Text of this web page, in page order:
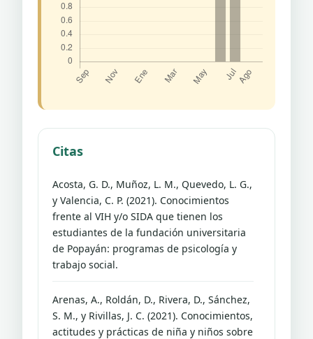
Citas
Acosta, G. D., Muñoz, L. M., Quevedo, L. G.,
y Valencia, C. P. (2021). Conocimientos
frente al VIH y/o SIDA que tienen los
estudiantes de la fundación universitaria
de Popayán: programas de psicología y
trabajo social.
Arenas, A., Roldán, D., Rivera, D., Sánchez,
S. M., y Rivillas, J. C. (2021). Conocimientos,
actitudes y prácticas de niña y niños sobre